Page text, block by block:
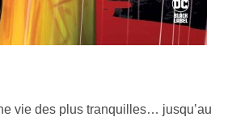
vie des plus tranquilles… jusqu’au